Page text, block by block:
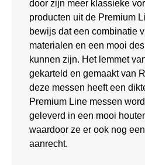
door zijn meer klassieke
producten uit de Premium
bewijs dat een combinatie
materialen en een mooi
kunnen zijn. Het lemmet
gekarteld en gemaakt van
deze messen heeft een
Premium Line messen
geleverd in een mooi
waardoor ze er ook nog
aanrecht.